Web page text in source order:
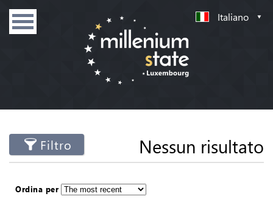
Italiano
Filtro Nessun risultato
Ordina per